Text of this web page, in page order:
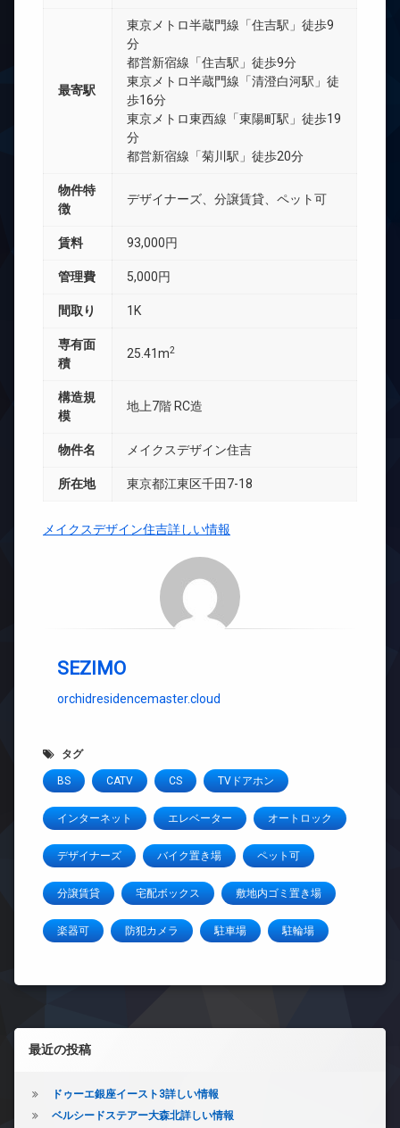
最寄駅
東京メトロ半蔵門線「住吉駅」徒歩9
分
都営新宿線「住吉駅」徒歩9分
東京メトロ半蔵門線「清澄白河駅」徒
歩16分
東京メトロ東西線「東陽町駅」徒歩19
分
都営新宿線「菊川駅」徒歩20分
物件特
徴
デザイナーズ、分譲賃貸、ペット可
賃料 93,000円
管理費 5,000円
間取り 1K
専有面
積
25.41m2
構造規
模
地上7階 RC造
物件名 メイクスデザイン住吉
所在地 東京都江東区千田7-18
メイクスデザイン住吉詳しい情報
SEZIMO
orchidresidencemaster.cloud
タグ
BS CATV CS TVドアホン
インターネット エレベーター オートロック
デザイナーズ バイク置き場 ペット可
分譲賃貸 宅配ボックス 敷地内ゴミ置き場
楽器可 防犯カメラ 駐車場 駐輪場
左サイドバー
最近の投稿
ドゥーエ銀座イースト3詳しい情報
ベルシードステアー大森北詳しい情報